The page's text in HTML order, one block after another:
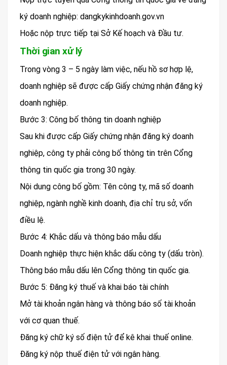
ký doanh nghiệp: dangkykinhdoanh.gov.vn
Hoặc nộp trực tiếp tại Sở Kế hoạch và Đầu tư.
Thời gian xử lý
Trong vòng 3 – 5 ngày làm việc, nếu hồ sơ hợp lệ,
doanh nghiệp sẽ được cấp Giấy chứng nhận đăng ký
doanh nghiệp.
Bước 3: Công bố thông tin doanh nghiệp
Sau khi được cấp Giấy chứng nhận đăng ký doanh
nghiệp, công ty phải công bố thông tin trên Cổng
thông tin quốc gia trong 30 ngày.
Nội dung công bố gồm: Tên công ty, mã số doanh
nghiệp, ngành nghề kinh doanh, địa chỉ trụ sở, vốn
điều lệ.
Bước 4: Khắc dấu và thông báo mẫu dấu
Doanh nghiệp thực hiện khắc dấu công ty (dấu tròn).
Thông báo mẫu dấu lên Cổng thông tin quốc gia.
Bước 5: Đăng ký thuế và khai báo tài chính
Mở tài khoản ngân hàng và thông báo số tài khoản
với cơ quan thuế.
Đăng ký chữ ký số điện tử để kê khai thuế online.
Đăng ký nộp thuế điện tử với ngân hàng.